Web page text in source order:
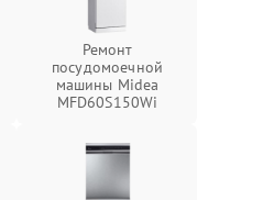
Ремонт
посудомоечной
машины Midea
MFD60S150Wi